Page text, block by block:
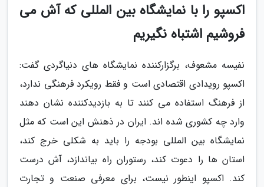
اکسپو را با نمایشگاه بین المللی که آش می
فروشیم اشتباه نگیریم
نفیسه مشعوف، برگزارکننده نمایشگاه های دنیاگردی گفت:
اکسپو رویدادی اقتصادی است و فقط رویکرد فرهنگی ندارد،
از فرهنگ استفاده می کنند تا به بازدیدکننده نشان دهند
وارد چه کشوری شده اند. ایران در ذهنش این است که مثل
نمایشگاه بین المللی بودجه را باید به شکلی خرج کند،
استان ها را دعوت کند، رستوران راه بیاندازد، آش درست
کند. اکسپو اینطور نیست، برای معرفی صنعت و تجارت